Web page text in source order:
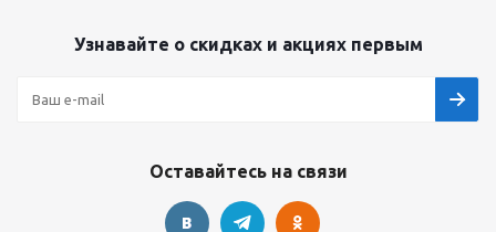
Узнавайте о скидках и акциях первым
Оставайтесь на связи